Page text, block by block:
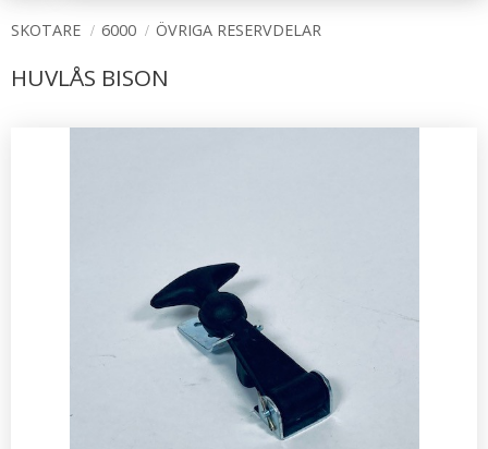
SKOTARE 6000 ÖVRIGA RESERVDELAR
HUVLÅS BISON